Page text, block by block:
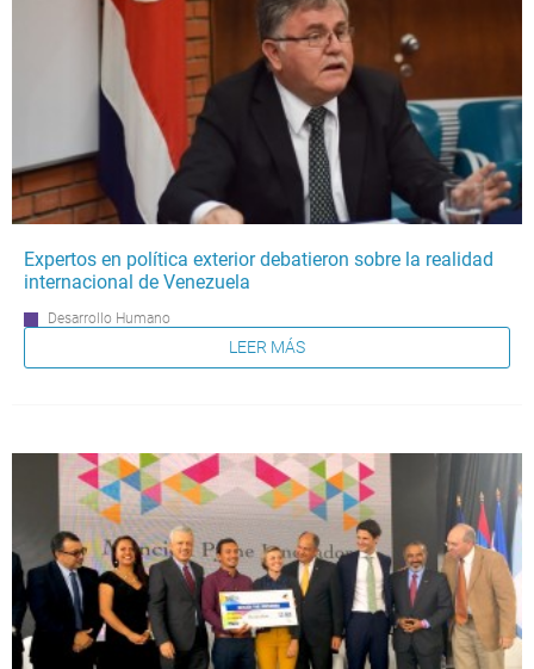
Expertos en política exterior debatieron sobre la realidad
internacional de Venezuela
Desarrollo Humano
LEER MÁS